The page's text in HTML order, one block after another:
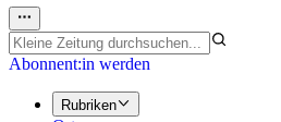
Abonnent:in werden
Rubriken